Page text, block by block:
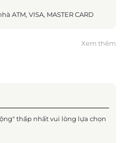
ATM, VISA, MASTER CARD
Xem thêm
thấp nhất vui lòng lựa chọn